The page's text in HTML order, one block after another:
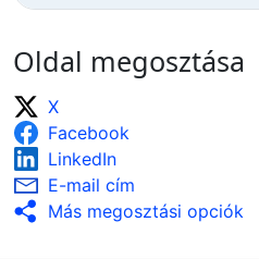
Oldal megosztása
X
Facebook
LinkedIn
E-mail cím
Más megosztási opciók